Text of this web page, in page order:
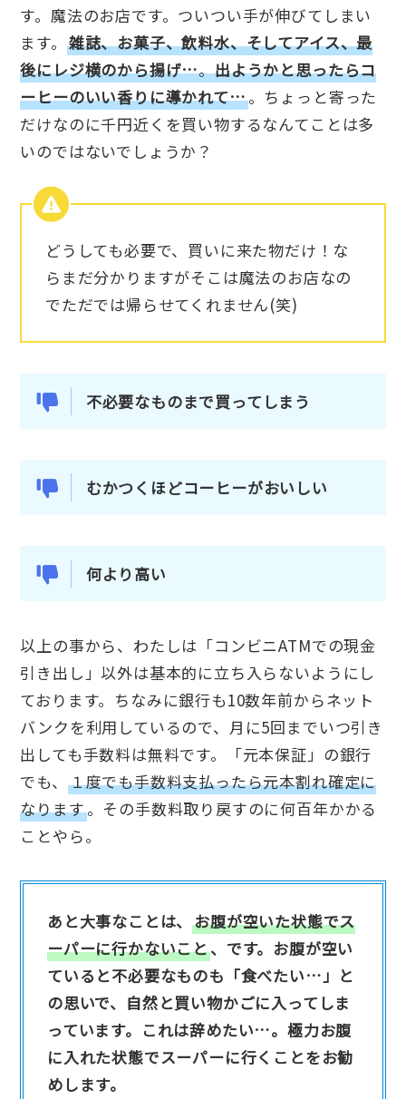
す。魔法のお店です。ついつい手が伸びてしまい
ます。 雑誌、お菓子、飲料水、そしてアイス、最
後にレジ横のから揚げ…。出ようかと思ったらコ
ーヒーのいい香りに導かれて…。ちょっと寄った
だけなのに千円近くを買い物するなんてことは多
いのではないでしょうか？
どうしても必要で、買いに来た物だけ！な
らまだ分かりますがそこは魔法のお店なの
でただでは帰らせてくれません(笑)
不必要なものまで買ってしまう
むかつくほどコーヒーがおいしい
何より高い
以上の事から、わたしは「コンビニATMでの現金
引き出し」以外は基本的に立ち入らないようにし
ております。ちなみに銀行も10数年前からネット
バンクを利用しているので、月に5回までいつ引き
出しても手数料は無料です。「元本保証」の銀行
でも、 １度でも手数料支払ったら元本割れ確定に
なります。その手数料取り戻すのに何百年かかる
ことやら。
あと大事なことは、お腹が空いた状態でス
ーパーに行かないこと、です。お腹が空い
ていると不必要なものも「食べたい…」と
の思いで、自然と買い物かごに入ってしま
っています。これは辞めたい…。極力お腹
に入れた状態でスーパーに行くことをお勧
めします。